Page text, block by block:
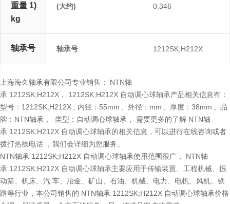
重量 1)
kg
(大约) 0.346
轴承号 轴承号 1212SK;H212X
上海海久轴承有限公司专业销售： NTN轴
承 1212SK;H212X， 1212SK;H212X 自动调心球轴承产品相关信息有：
型号：1212SK;H212X , 内径：55mm , 外径：mm , 厚度：38mm , 品
牌：NTN轴承， 类型：自动调心球轴承， 需要更多的了解 NTN轴
承 1212SK;H212X 自动调心球轴承的相关信息，可以进行在线咨询或者
拨打热线电话 ，我们会详细为您服务。
NTN轴承 1212SK;H212X 自动调心球轴承使用范围很广， NTN轴
承 1212SK;H212X 自动调心球轴承主要应用于传输装置、工程机械、振
动筛、机床、汽 车、冶金、矿山、石油、机械、电力、电机、风机、铁
路等行业，本公司销售的 NTN轴承 1212SK;H212X 自动调心球轴承价格